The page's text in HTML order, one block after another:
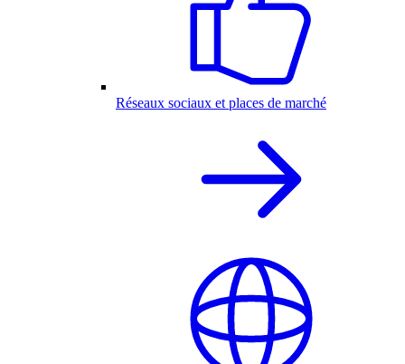
Réseaux sociaux et places de marché